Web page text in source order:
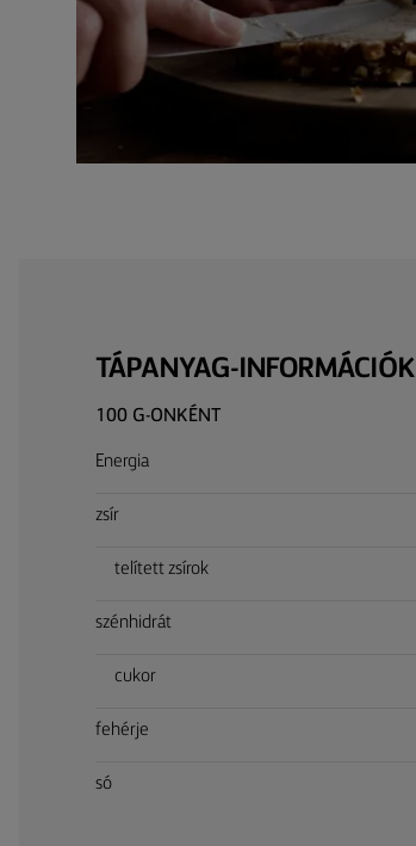
TÁPANYAG-INFORMÁCIÓK
100 G-ONKÉNT
Energia
zsír
telített zsírok
szénhidrát
cukor
fehérje
só